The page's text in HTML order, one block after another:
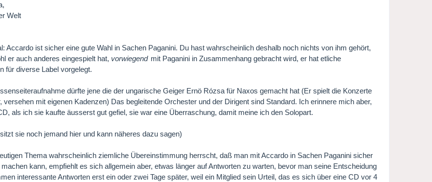
Welt
Accardo ist sicher eine gute Wahl in Sachen Paganini. Du hast wahrscheinlich deshalb noch nichts von ihm gehört,
er auch anderes eingespielt hat, vorwiegend mit Paganini in Zusammenhang gebracht wird, er hat etliche
für diverse Label vorgelegt.
dürfte jene die der ungarische Geiger Ernö Rózsa für Naxos gemacht hat (Er spielt die Konzerte
versehen mit eigenen Kadenzen) Das begleitende Orchester und der Dirigent sind Standard. Ich erinnere mich aber,
als ich sie kaufte äusserst gut gefiel, sie war eine Überraschung, damit meine ich den Solopart.
sie noch jemand hier und kann näheres dazu sagen)
Thema wahrscheinlich ziemliche Übereinstimmung herrscht, daß man mit Accardo in Sachen Paganini sicher
kann, empfiehlt es sich allgemein aber, etwas länger auf Antworten zu warten, bevor man seine Entscheidung
interessante Antworten erst ein oder zwei Tage später, weil ein Mitglied sein Urteil, das es sich über eine CD vor 4